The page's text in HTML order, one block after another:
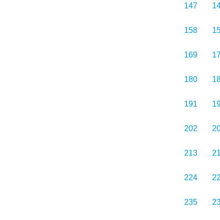
147
158
169
180
191
202
213
224
235